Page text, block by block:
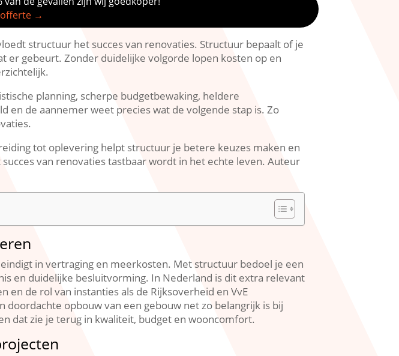
offerte →
structuur het succes van renovaties.​ Structuur bepaalt of je
gebeurt.​ Zonder duidelijke volgorde lopen kosten op en
planning, scherpe budgetbewaking, heldere
en de aannemer weet precies wat de volgende stap is.​ Zo
tot oplevering helpt structuur je betere keuzes maken en
van renovaties tastbaar wordt in het echte leven.​ Auteur
in vertraging en meerkosten.​ Met structuur bedoel je een
en duidelijke besluitvorming.​ In Nederland is dit extra relevant
de rol van instanties als de Rijksoverheid en VvE
doordachte opbouw van een gebouw net zo belangrijk is bij
dat zie je terug in kwaliteit, budget en wooncomfort.​